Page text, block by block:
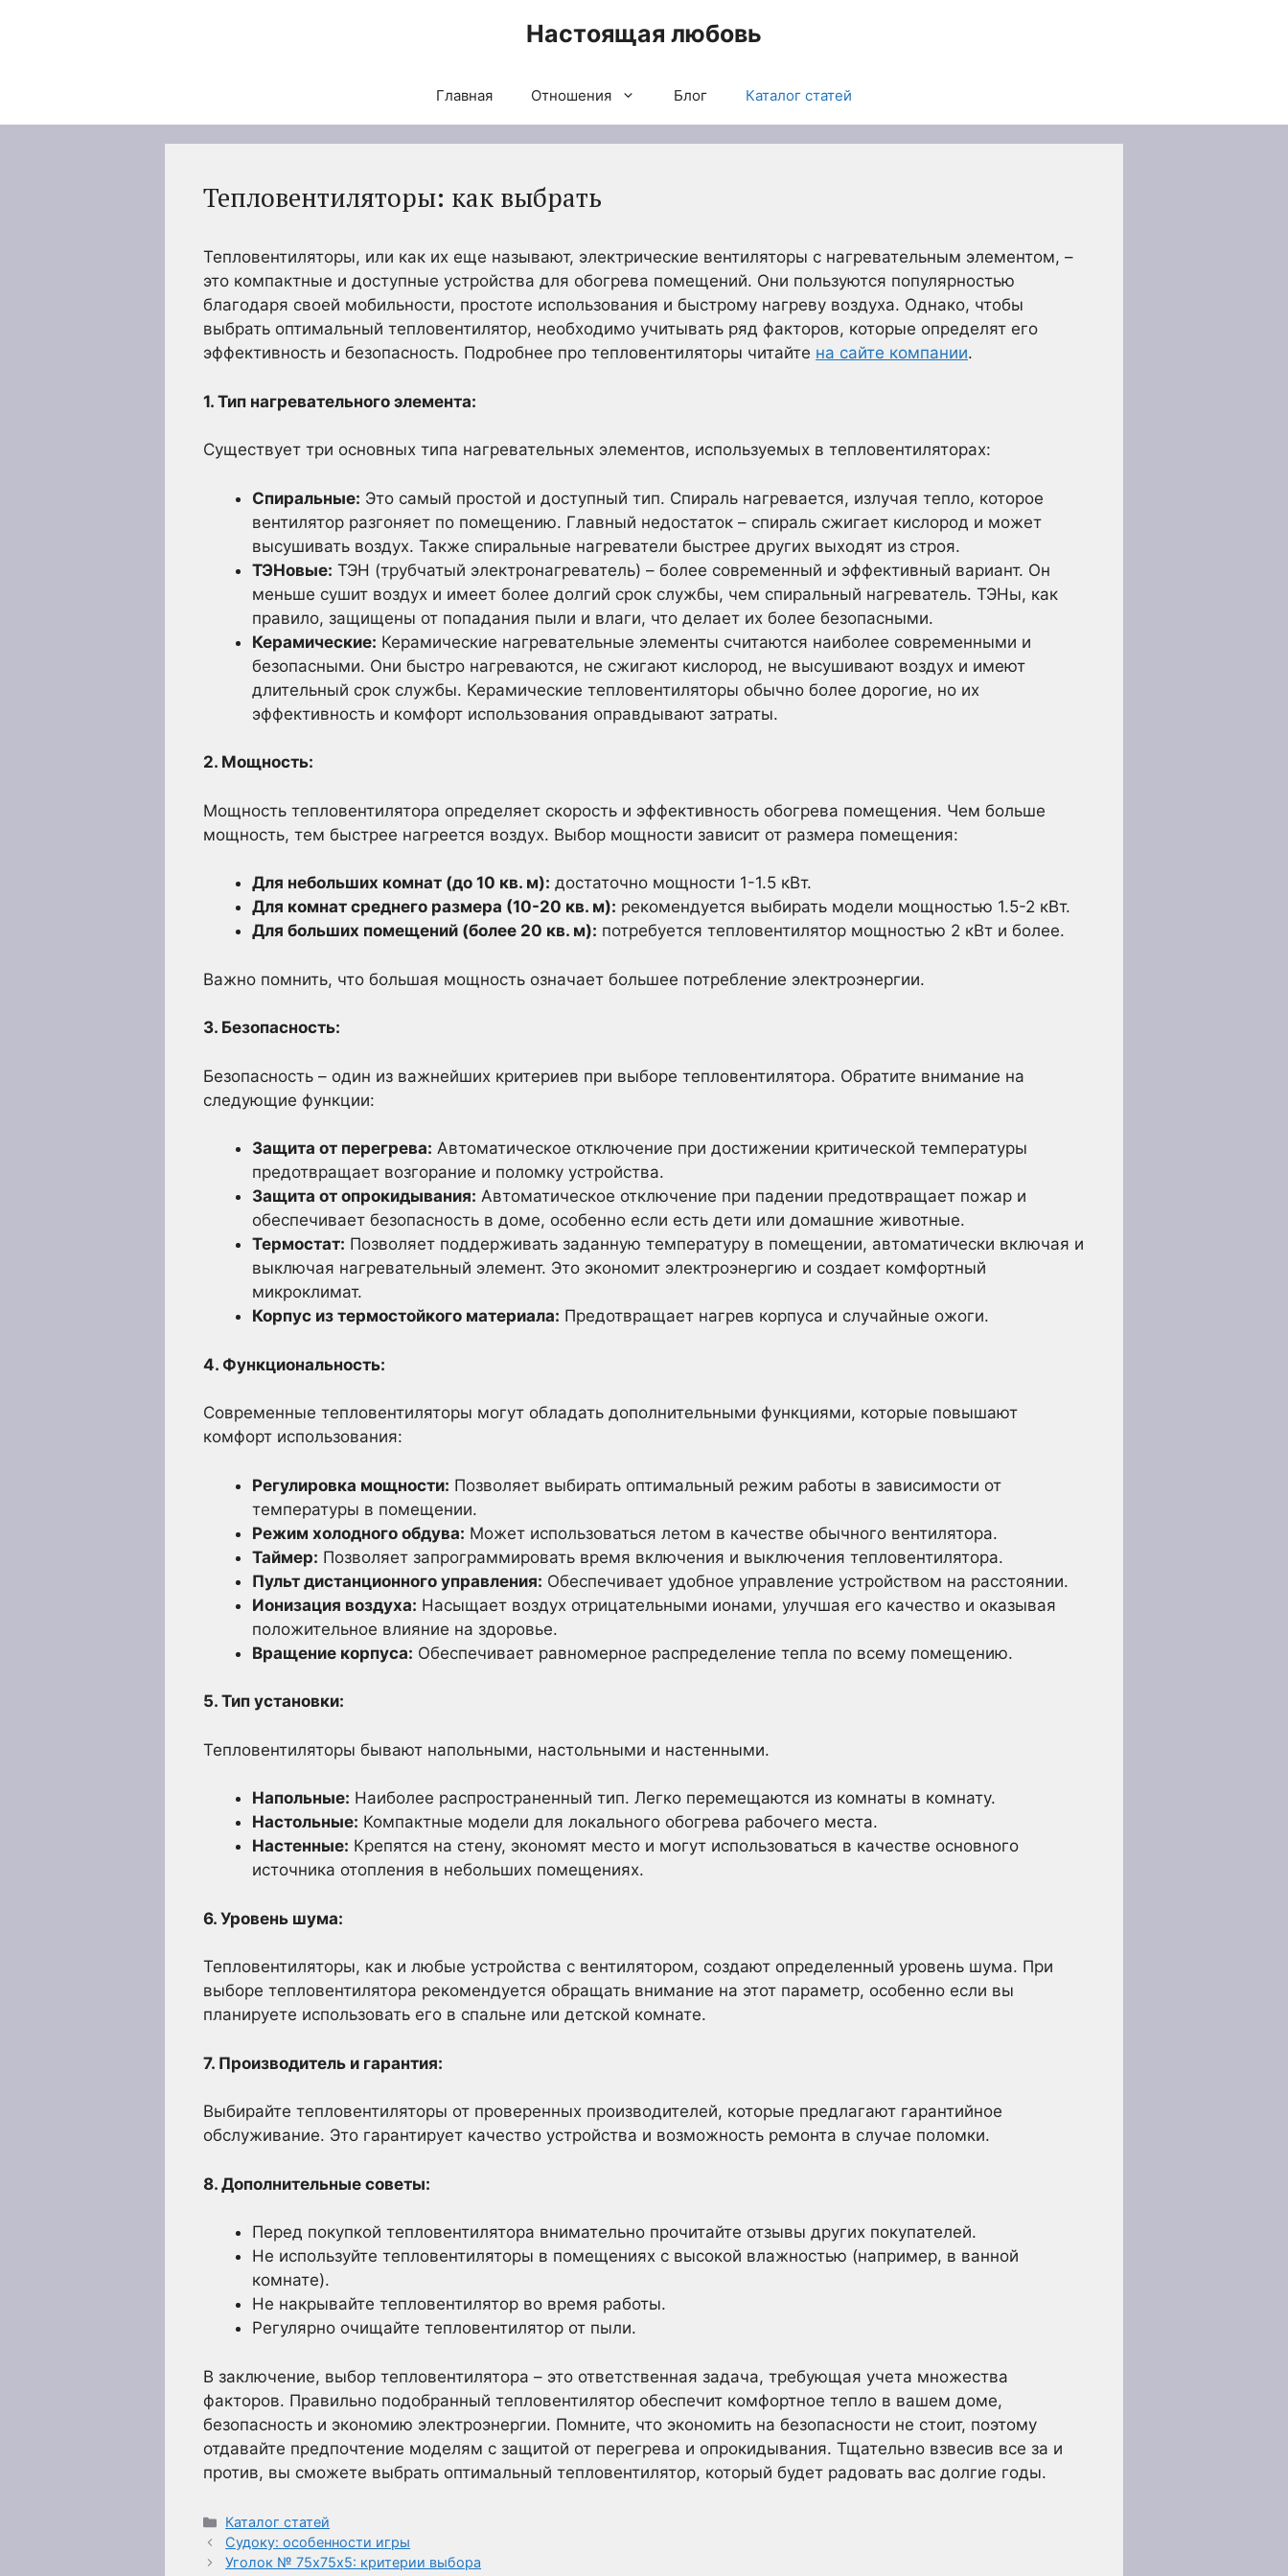
Настоящая любовь
Главная Отношения Блог Каталог статей
Тепловентиляторы: как выбрать
Тепловентиляторы, или как их еще называют, электрические вентиляторы с нагревательным элементом, –
это компактные и доступные устройства для обогрева помещений. Они пользуются популярностью
благодаря своей мобильности, простоте использования и быстрому нагреву воздуха. Однако, чтобы
выбрать оптимальный тепловентилятор, необходимо учитывать ряд факторов, которые определят его
эффективность и безопасность. Подробнее про тепловентиляторы читайте на сайте компании.
1. Тип нагревательного элемента:
Существует три основных типа нагревательных элементов, используемых в тепловентиляторах:
Спиральные: Это самый простой и доступный тип. Спираль нагревается, излучая тепло, которое
вентилятор разгоняет по помещению. Главный недостаток – спираль сжигает кислород и может
высушивать воздух. Также спиральные нагреватели быстрее других выходят из строя.
ТЭНовые: ТЭН (трубчатый электронагреватель) – более современный и эффективный вариант. Он
меньше сушит воздух и имеет более долгий срок службы, чем спиральный нагреватель. ТЭНы, как
правило, защищены от попадания пыли и влаги, что делает их более безопасными.
Керамические: Керамические нагревательные элементы считаются наиболее современными и
безопасными. Они быстро нагреваются, не сжигают кислород, не высушивают воздух и имеют
длительный срок службы. Керамические тепловентиляторы обычно более дорогие, но их
эффективность и комфорт использования оправдывают затраты.
2. Мощность:
Мощность тепловентилятора определяет скорость и эффективность обогрева помещения. Чем больше
мощность, тем быстрее нагреется воздух. Выбор мощности зависит от размера помещения:
Для небольших комнат (до 10 кв. м): достаточно мощности 1-1.5 кВт.
Для комнат среднего размера (10-20 кв. м): рекомендуется выбирать модели мощностью 1.5-2 кВт.
Для больших помещений (более 20 кв. м): потребуется тепловентилятор мощностью 2 кВт и более.
Важно помнить, что большая мощность означает большее потребление электроэнергии.
3. Безопасность:
Безопасность – один из важнейших критериев при выборе тепловентилятора. Обратите внимание на
следующие функции:
Защита от перегрева: Автоматическое отключение при достижении критической температуры
предотвращает возгорание и поломку устройства.
Защита от опрокидывания: Автоматическое отключение при падении предотвращает пожар и
обеспечивает безопасность в доме, особенно если есть дети или домашние животные.
Термостат: Позволяет поддерживать заданную температуру в помещении, автоматически включая и
выключая нагревательный элемент. Это экономит электроэнергию и создает комфортный
микроклимат.
Корпус из термостойкого материала: Предотвращает нагрев корпуса и случайные ожоги.
4. Функциональность:
Современные тепловентиляторы могут обладать дополнительными функциями, которые повышают
комфорт использования:
Регулировка мощности: Позволяет выбирать оптимальный режим работы в зависимости от
температуры в помещении.
Режим холодного обдува: Может использоваться летом в качестве обычного вентилятора.
Таймер: Позволяет запрограммировать время включения и выключения тепловентилятора.
Пульт дистанционного управления: Обеспечивает удобное управление устройством на расстоянии.
Ионизация воздуха: Насыщает воздух отрицательными ионами, улучшая его качество и оказывая
положительное влияние на здоровье.
Вращение корпуса: Обеспечивает равномерное распределение тепла по всему помещению.
5. Тип установки:
Тепловентиляторы бывают напольными, настольными и настенными.
Напольные: Наиболее распространенный тип. Легко перемещаются из комнаты в комнату.
Настольные: Компактные модели для локального обогрева рабочего места.
Настенные: Крепятся на стену, экономят место и могут использоваться в качестве основного
источника отопления в небольших помещениях.
6. Уровень шума:
Тепловентиляторы, как и любые устройства с вентилятором, создают определенный уровень шума. При
выборе тепловентилятора рекомендуется обращать внимание на этот параметр, особенно если вы
планируете использовать его в спальне или детской комнате.
7. Производитель и гарантия:
Выбирайте тепловентиляторы от проверенных производителей, которые предлагают гарантийное
обслуживание. Это гарантирует качество устройства и возможность ремонта в случае поломки.
8. Дополнительные советы:
Перед покупкой тепловентилятора внимательно прочитайте отзывы других покупателей.
Не используйте тепловентиляторы в помещениях с высокой влажностью (например, в ванной
комнате).
Не накрывайте тепловентилятор во время работы.
Регулярно очищайте тепловентилятор от пыли.
В заключение, выбор тепловентилятора – это ответственная задача, требующая учета множества
факторов. Правильно подобранный тепловентилятор обеспечит комфортное тепло в вашем доме,
безопасность и экономию электроэнергии. Помните, что экономить на безопасности не стоит, поэтому
отдавайте предпочтение моделям с защитой от перегрева и опрокидывания. Тщательно взвесив все за и
против, вы сможете выбрать оптимальный тепловентилятор, который будет радовать вас долгие годы.
Рубрики
Каталог статей
Судоку: особенности игры
Уголок № 75х75х5: критерии выбора